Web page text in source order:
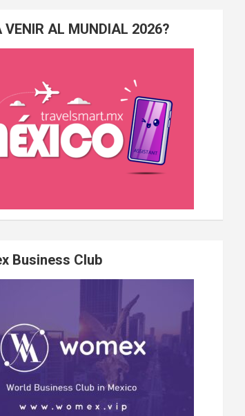
VENIR AL MUNDIAL 2026?
Business Club